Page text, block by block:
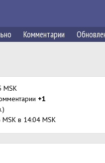
Комментарии
MSK
+1
в 14:04 MSK